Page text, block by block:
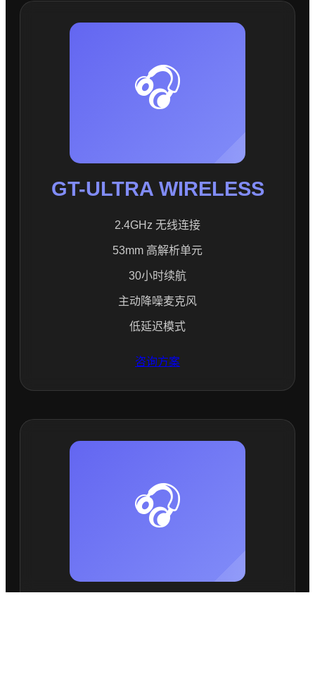
🎧
GT-ULTRA WIRELESS
2.4GHz 无线连接
53mm 高解析单元
30小时续航
主动降噪麦克风
低延迟模式
咨询方案
🎧